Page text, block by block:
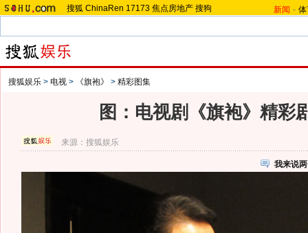
搜狐 ChinaRen 17173 焦点房地产 搜狗 新闻 -
搜狐娱乐 > 电视 > 《旗袍》 > 精彩图集
图：电视剧《旗袍》精彩
来源：搜狐娱乐
我来说